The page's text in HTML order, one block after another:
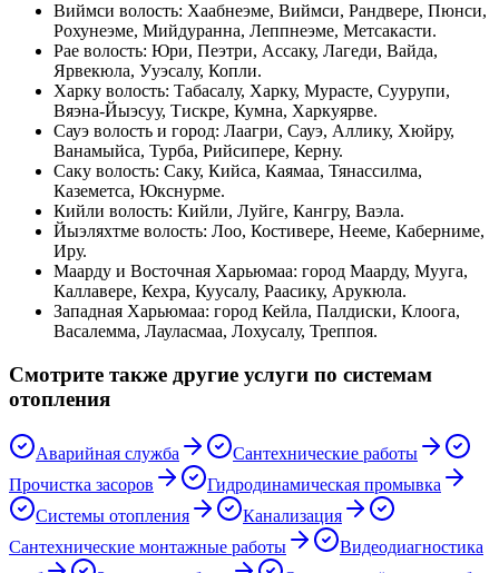
Виймси волость: Хаабнеэме, Виймси, Рандвере, Пюнси,
Рохунеэме, Мийдуранна, Леппнеэме, Метсакасти.
Рае волость: Юри, Пеэтри, Ассаку, Лагеди, Вайда,
Ярвекюла, Ууэсалу, Копли.
Харку волость: Табасалу, Харку, Мурасте, Суурупи,
Вяэна-Йыэсуу, Тискре, Кумна, Харкуярве.
Сауэ волость и город: Лаагри, Сауэ, Аллику, Хюйру,
Ванамыйса, Турба, Рийсипере, Керну.
Саку волость: Саку, Кийса, Каямаа, Тянассилма,
Каземетса, Юкснурме.
Кийли волость: Кийли, Луйге, Кангру, Ваэла.
Йыэляхтме волость: Лоо, Костивере, Нееме, Каберниме,
Иру.
Маарду и Восточная Харьюмаа: город Маарду, Муугa,
Каллавере, Кехра, Куусалу, Раасику, Арукюла.
Западная Харьюмаа: город Кейла, Палдиски, Клоога,
Васалемма, Лауласмаа, Лохусалу, Треппоя.
Смотрите также другие услуги по системам
отопления
Аварийная служба
Сантехнические работы
Прочистка засоров
Гидродинамическая промывка
Системы отопления
Канализация
Сантехнические монтажные работы
Видеодиагностика